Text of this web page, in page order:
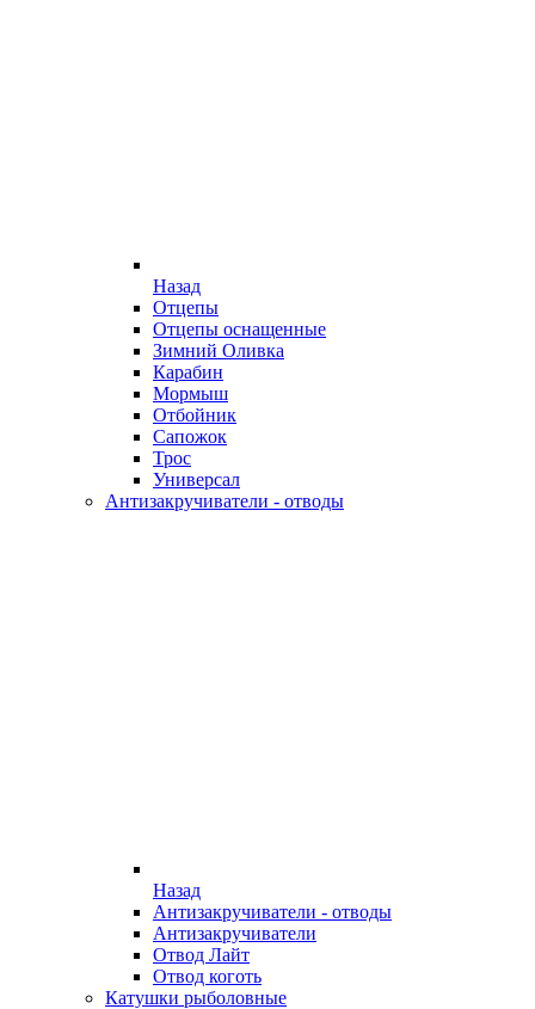
Назад
Отцепы
Отцепы оснащенные
Зимний Оливка
Карабин
Мормыш
Отбойник
Сапожок
Трос
Универсал
Антизакручиватели - отводы
Назад
Антизакручиватели - отводы
Антизакручиватели
Отвод Лайт
Отвод коготь
Катушки рыболовные